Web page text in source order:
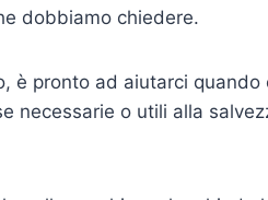
dobbiamo chiedere.
è pronto ad aiutarci quando
necessarie o utili alla